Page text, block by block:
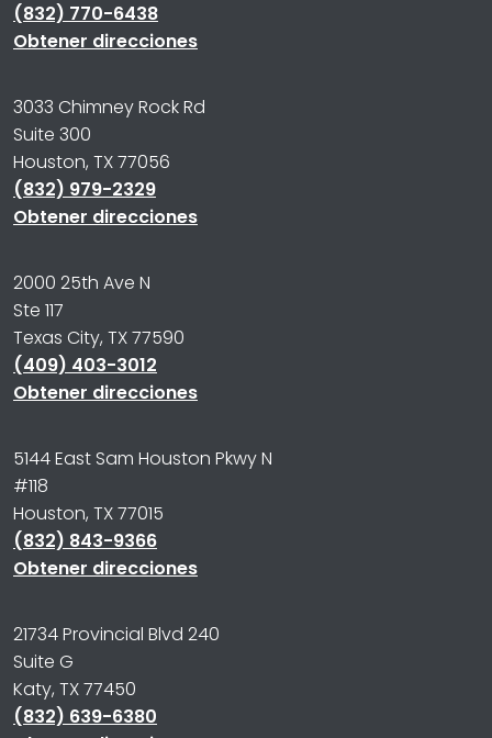
(832) 770-6438
Obtener direcciones
3033 Chimney Rock Rd
Suite 300
Houston, TX 77056
(832) 979-2329
Obtener direcciones
2000 25th Ave N
Ste 117
Texas City, TX 77590
(409) 403-3012
Obtener direcciones
5144 East Sam Houston Pkwy N
#118
Houston, TX 77015
(832) 843-9366
Obtener direcciones
21734 Provincial Blvd 240
Suite G
Katy, TX 77450
(832) 639-6380